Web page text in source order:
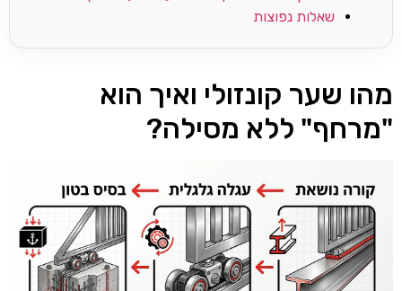
שאלות נפוצות
מהו שער קונזולי ואיך הוא
"מרחף" ללא מסילה?